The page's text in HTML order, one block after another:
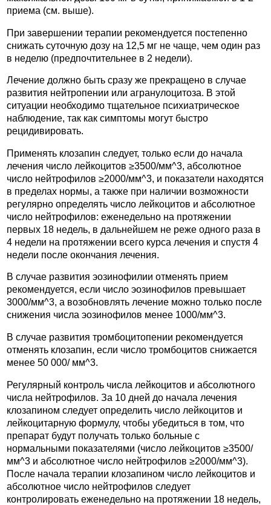
приема (см. выше).
При завершении терапии рекомендуется постепенно
снижать суточную дозу на 12,5 мг не чаще, чем один раз
в неделю (предпочтительнее в 2 недели).
Лечение должно быть сразу же прекращено в случае
развития нейтропении или агранулоцитоза. В этой
ситуации необходимо тщательное психиатрическое
наблюдение, так как симптомы могут быстро
рецидивировать.
Применять клозапин следует, только если до начала
лечения число лейкоцитов ≥3500/мм^3, абсолютное
число нейтрофилов ≥2000/мм^3, и показатели находятся
в пределах нормы, а также при наличии возможности
регулярно определять число лейкоцитов и абсолютное
число нейтрофилов: еженедельно на протяжении
первых 18 недель, в дальнейшем не реже одного раза в
4 недели на протяжении всего курса лечения и спустя 4
недели после окончания лечения.
В случае развития эозинофилии отменять прием
рекомендуется, если число эозинофилов превышает
3000/мм^3, а возобновлять лечение можно только после
снижения числа эозинофилов менее 1000/мм^3.
В случае развития тромбоцитопении рекомендуется
отменять клозапин, если число тромбоцитов снижается
менее 50 000/ мм^3.
Регулярный контроль числа лейкоцитов и абсолютного
числа нейтрофилов. За 10 дней до начала лечения
клозапином следует определить число лейкоцитов и
лейкоцитарную формулу, чтобы убедиться в том, что
препарат будут получать только больные с
нормальными показателями (число лейкоцитов ≥3500/
мм^3 и абсолютное число нейтрофилов ≥2000/мм^3).
После начала терапии клозапином число лейкоцитов и
абсолютное число нейтрофилов следует
контролировать еженедельно на протяжении 18 недель,